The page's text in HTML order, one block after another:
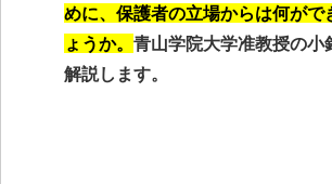
めに、保護者の立場からは何がで
ょうか。青山学院大学准教授の小
解説します。